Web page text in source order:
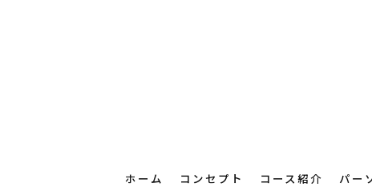
ホーム コンセプト コース紹介 パー